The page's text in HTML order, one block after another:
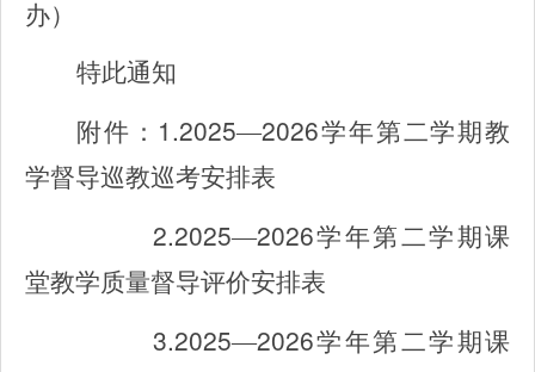
办）
特此通知
附件： 1.2025—2026学年第二学期教
学督导巡教巡考安排表
2.2025—2026学年第二学期课
堂教学质量督导评价安排表
3.2025—2026学年第二学期课